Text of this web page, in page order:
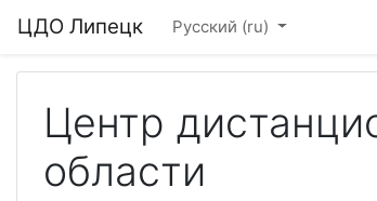
ЦДО Липецк Русский ‎(ru)‎
Центр
области